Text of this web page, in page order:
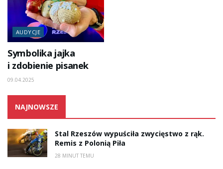
AUDYCJE
Symbolika jajka
i zdobienie pisanek
09.04.2025
NAJNOWSZE
Stal Rzeszów wypuściła zwycięstwo z rąk.
Remis z Polonią Piła
28 MINUT TEMU